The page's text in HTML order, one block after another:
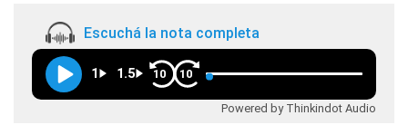
Escuchá la nota completa
1 1.5 10 10
Powered by Thinkindot Audio